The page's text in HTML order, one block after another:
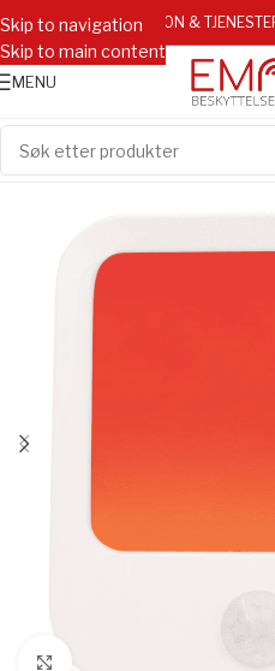
Skip to navigation
Skip to main content
EMF INFORMASJON &
MENU